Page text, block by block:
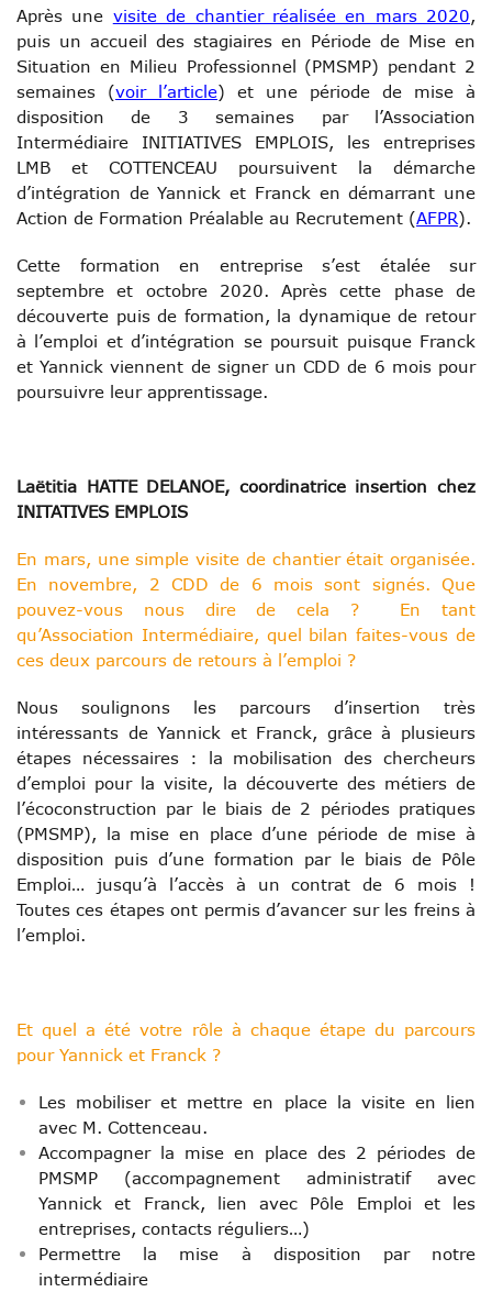
Après une visite de chantier réalisée en mars 2020
puis un accueil des stagiaires en Période de Mise en
Situation en Milieu Professionnel (PMSMP) pendant 2
semaines (voir l’article) et une période de mise à
disposition de 3 semaines par l’Association
Intermédiaire INITIATIVES EMPLOIS, les entreprises
LMB et COTTENCEAU poursuivent la démarche
d’intégration de Yannick et Franck en démarrant une
Action de Formation Préalable au Recrutement (AFPR).
Cette formation en entreprise s’est étalée sur
septembre et octobre 2020. Après cette phase de
découverte puis de formation, la dynamique de retour
à l’emploi et d’intégration se poursuit puisque Franck
et Yannick viennent de signer un CDD de 6 mois pour
poursuivre leur apprentissage.
Laëtitia HATTE DELANOE, coordinatrice insertion chez
INITATIVES EMPLOIS
En mars, une simple visite de chantier était organisée.
En novembre, 2 CDD de 6 mois sont signés. Que
pouvez-vous nous dire de cela ? En tant
qu’Association Intermédiaire, quel bilan faites-vous de
ces deux parcours de retours à l’emploi ?
Nous soulignons les parcours d’insertion très
intéressants de Yannick et Franck, grâce à plusieurs
étapes nécessaires : la mobilisation des chercheurs
d’emploi pour la visite, la découverte des métiers de
l’écoconstruction par le biais de 2 périodes pratiques
(PMSMP), la mise en place d’une période de mise à
disposition puis d’une formation par le biais de Pôle
Emploi… jusqu’à l’accès à un contrat de 6 mois !
Toutes ces étapes ont permis d’avancer sur les freins à
l’emploi.
Et quel a été votre rôle à chaque étape du parcours
pour Yannick et Franck ?
Les mobiliser et mettre en place la visite en lien
avec M. Cottenceau.
Accompagner la mise en place des 2 périodes de
PMSMP (accompagnement administratif avec
Yannick et Franck, lien avec Pôle Emploi et les
entreprises, contacts réguliers…)
Permettre la mise à disposition par notre
intermédiaire